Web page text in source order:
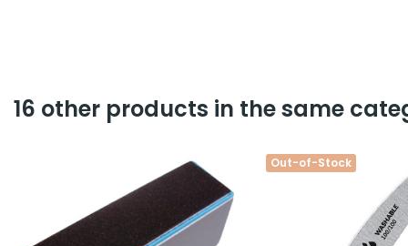
16 other products in the same
Out-of-Stock